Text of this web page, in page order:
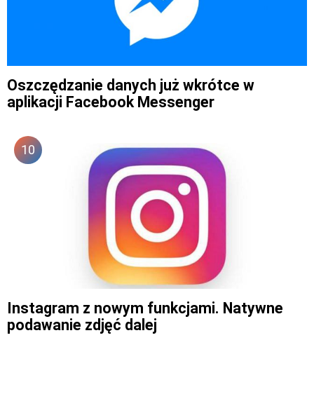
Oszczędzanie danych już wkrótce w
aplikacji Facebook Messenger
Instagram z nowym funkcjami. Natywne
podawanie zdjęć dalej